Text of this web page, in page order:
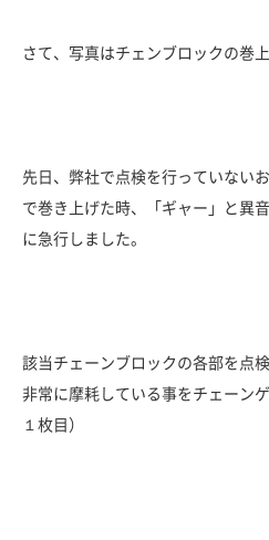
さて、写真はチェンブロックの巻
先日、弊社で点検を行っていない
で巻き上げた時、「ギャー」と異
に急行しました。
該当チェーンブロックの各部を点
非常に摩耗している事をチェーン
１枚目）